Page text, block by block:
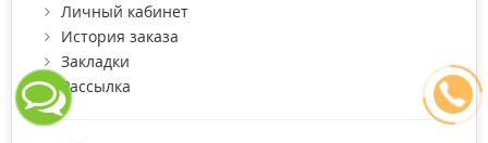
Личный кабинет
История заказа
Закладки
Рассылка